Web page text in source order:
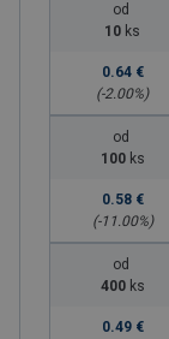
od
10 ks
0.64 €
(-2.00%)
od
100 ks
0.58 €
(-11.00%)
od
400 ks
0.49 €